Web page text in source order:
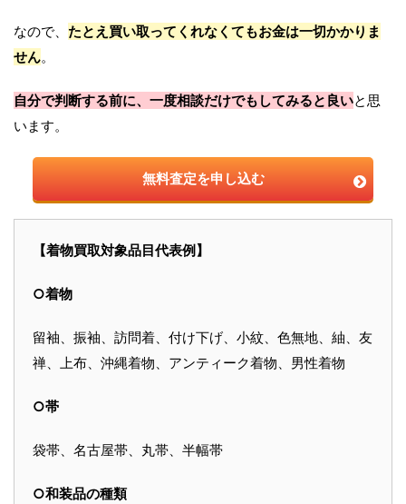
なので、 たとえ買い取ってくれなくてもお金は一切かかりま
せん。
自分で判断する前に、一度相談だけでもしてみると良いと思
います。
無料査定を申し込む
【着物買取対象品目代表例】
○着物
留袖、振袖、訪問着、付け下げ、小紋、色無地、紬、友
禅、上布、沖縄着物、アンティーク着物、男性着物
○帯
袋帯、名古屋帯、丸帯、半幅帯
○和装品の種類